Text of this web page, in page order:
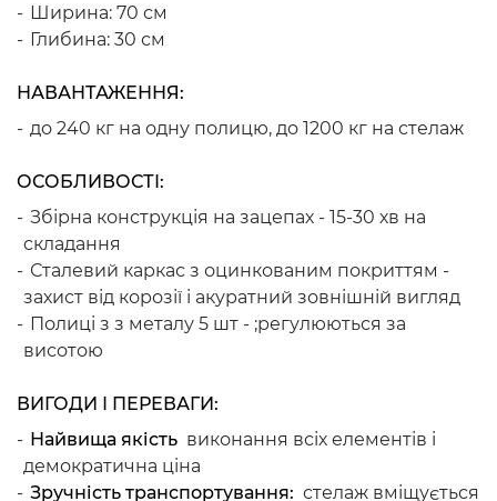
Ширина: 70 см
Глибина: 30 см
НАВАНТАЖЕННЯ:
до 240 кг на одну полицю, до 1200 кг на стелаж
ОСОБЛИВОСТІ:
Збірна конструкція на зацепах - 15-30 хв на
складання
Сталевий каркас з оцинкованим покриттям -
захист від корозії і акуратний зовнішній вигляд
Полиці з з металу 5 шт - ;регулюються за
висотою
ВИГОДИ І ПЕРЕВАГИ:
Найвища якість виконання всіх елементів і
демократична ціна
Зручність транспортування: стелаж вміщується